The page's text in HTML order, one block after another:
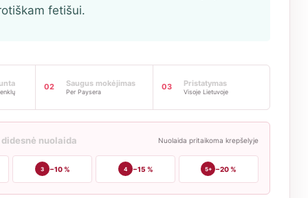
fetišui.
02 Saugus mokėjimas
Per Paysera 03 Pristatymas
Visoje Lietuvoje
nuolaida Nuolaida pritaikoma krepšelyje
3 −10 % 4 −15 % 5+ −20 %